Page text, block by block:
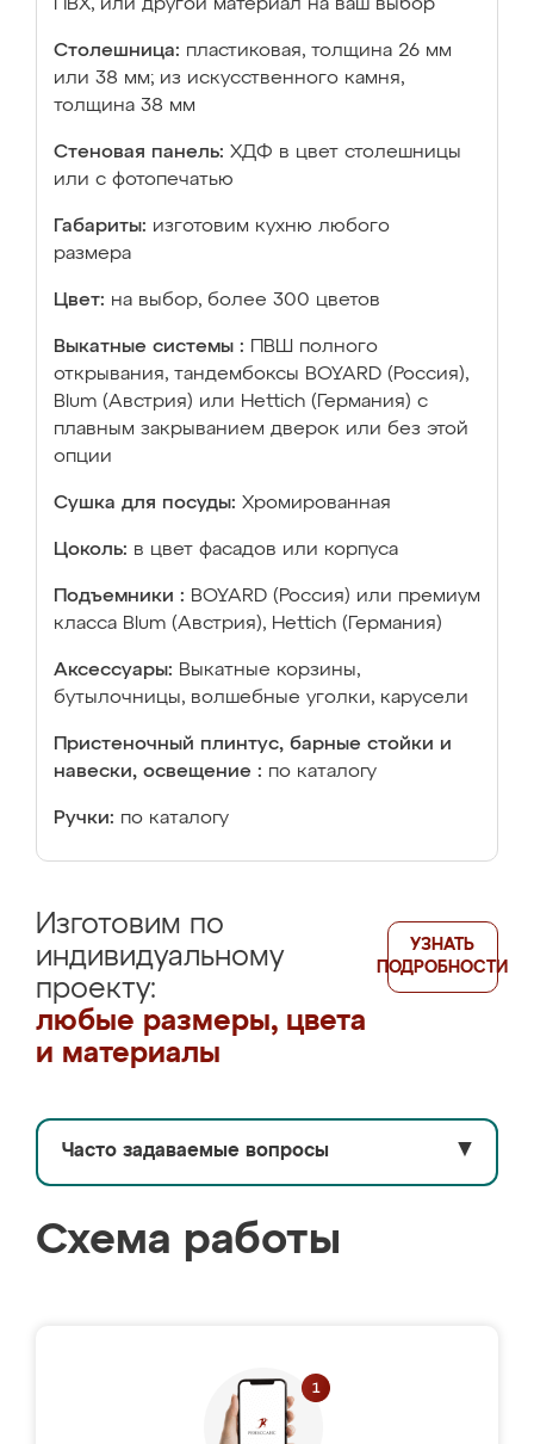
ПВХ, или другой материал на ваш выбор
Столешница: пластиковая, толщина 26 мм
или 38 мм; из искусственного камня,
толщина 38 мм
Стеновая панель: ХДФ в цвет столешницы
или с фотопечатью
Габариты: изготовим кухню любого
размера
Цвет: на выбор, более 300 цветов
Выкатные системы :
ПВШ полного
открывания, тандембоксы BOYARD (Россия),
Blum (Австрия) или Hettich (Германия) с
плавным закрыванием дверок или без этой
опции
Сушка для посуды: Хромированная
Цоколь: в цвет фасадов или корпуса
Подъемники : BOYARD (Россия) или премиум
класса Blum (Австрия), Hettich (Германия)
Аксессуары: Выкатные корзины,
бутылочницы, волшебные уголки, карусели
Пристеночный плинтус, барные стойки и
навески, освещение : по каталогу
Ручки: по каталогу
Изготовим по
индивидуальному
проекту:
любые размеры, цвета
и материалы
УЗНАТЬ
ПОДРОБНОСТИ
Часто задаваемые вопросы ▼
Схема работы